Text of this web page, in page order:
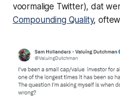
voormalige Twitter), dat
Compounding Quality,